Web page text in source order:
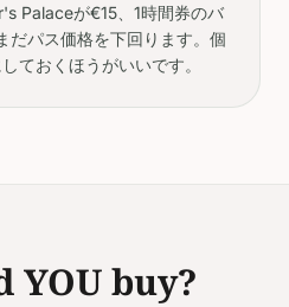
Palaceが€15、1時間券のバ
パス価格を下回ります。個
ておくほうがいいです。
YOU buy?